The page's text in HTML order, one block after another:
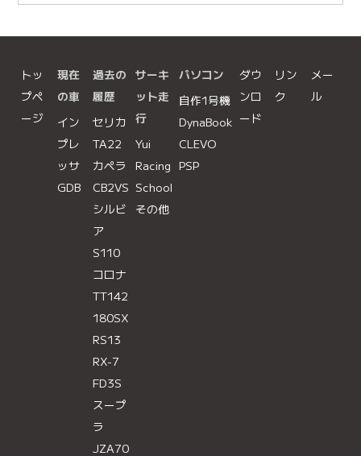
トッ
プペ
ージ
現在
の車
イン
プレ
ッサ
GDB
過去の
履歴
セリカ
TA22
カペラ
CB2VS
シルビ
ア
S110
コロナ
TT142
180SX
RS13
RX-7
FD3S
スープ
ラ
JZA70
サーキ
ット走
行
Yui
Racing
School
その他
パソコン
自作1号機
DynaBook
CLEVO
PSP
ダウ
ンロ
ード
リン
ク
メー
ル